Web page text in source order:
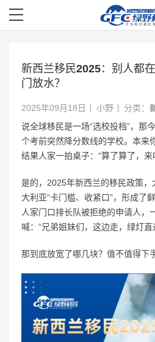
新西兰移民2025：别人都
门放水？
2025年09月18日 小野 分类：
说全球移民是一场“选校投档”，那
个考前突然降分数线的学校。本来
结果人家一拍桌子：“算了算了，
是的，2025年新西兰的移民政策
大利亚“卡门槛、收紧口”，形成了
人家门口排长队被拒绝的申请人，
喊：“兄弟姐妹们，这边走，绿灯直
那到底放宽了哪几块？值不值得下